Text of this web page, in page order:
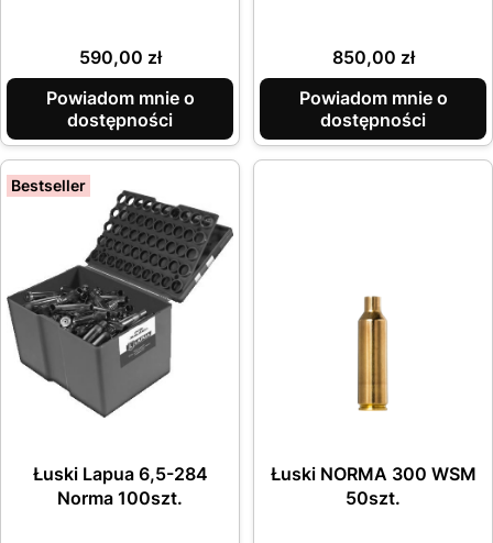
Cena
590,00 zł
Powiadom mnie o
dostępności
Cena
850,00 zł
Powiadom mnie o
dostępności
Bestseller
Łuski Lapua 6,5-284
Norma 100szt.
Łuski NORMA 300 WSM
50szt.